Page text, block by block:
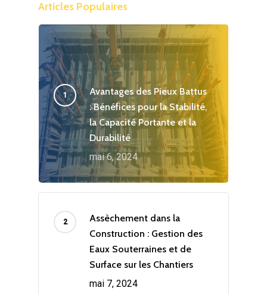
Articles Populaires
Avantages des Pieux Battus
: Bénéfices pour la Stabilité,
la Capacité Portante et la
Durabilité
mai 6, 2024
Assèchement dans la
Construction : Gestion des
Eaux Souterraines et de
Surface sur les Chantiers
mai 7, 2024